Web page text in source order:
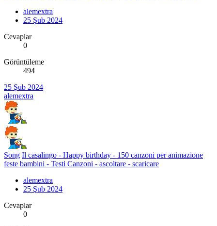
alemextra
25 Şub 2024
Cevaplar
0
Görüntüleme
494
25 Şub 2024
alemextra
Song Il casalingo - Happy birthday - 150 canzoni per animazione
feste bambini - Testi Canzoni - ascoltare - scaricare
alemextra
25 Şub 2024
Cevaplar
0